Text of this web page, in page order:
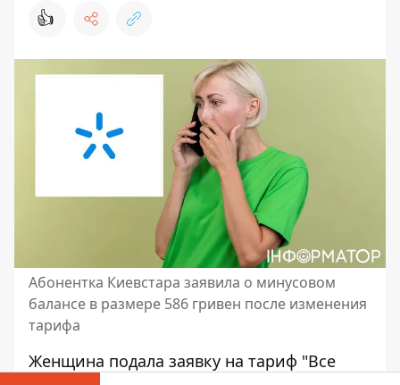
👍
Абонентка Киевстара заявила о минусовом
балансе в размере 586 гривен после изменения
тарифа
Женщина подала заявку на тариф "Все